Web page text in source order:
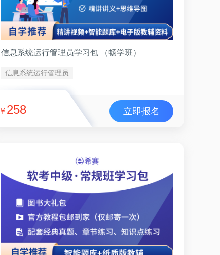
信息系统运行管理员学习包 （畅学班）
信息系统运行管理员
￥ 258 立即报名